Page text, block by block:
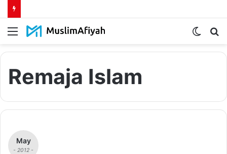
Menu
Switch
Remaja Islam
May
- 2012 -